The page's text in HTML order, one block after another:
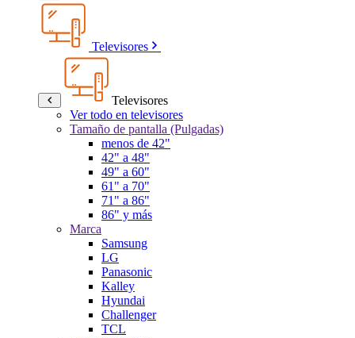
Televisores
Televisores
Ver todo en televisores
Tamaño de pantalla (Pulgadas)
menos de 42"
42" a 48"
49" a 60"
61" a 70"
71" a 86"
86" y más
Marca
Samsung
LG
Panasonic
Kalley
Hyundai
Challenger
TCL